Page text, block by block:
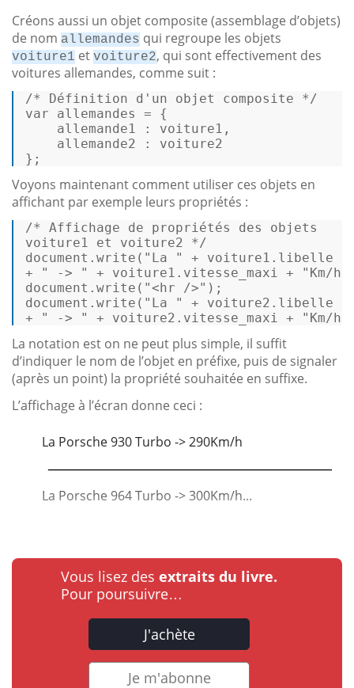
Créons aussi un objet composite (assemblage d’objets)
de nom allemandes qui regroupe les objets
voiture1 et voiture2, qui sont effectivement des
voitures allemandes, comme suit :
/* Définition d'un objet composite */
var allemandes = {
allemande1 : voiture1,
allemande2 : voiture2
};
Voyons maintenant comment utiliser ces objets en
affichant par exemple leurs propriétés :
/* Affichage de propriétés des objets
voiture1 et voiture2 */
document . write ( "La " + voiture1. libelle
+
" -> " + voiture1. vitesse_maxi +
"Km/h"
document . write ( "<hr />"
document . write ( "La " + voiture2. libelle
+
" -> " + voiture2. vitesse_maxi + "Km/h"
La notation est on ne peut plus simple, il suffit
d’indiquer le nom de l’objet en préfixe, puis de signaler
(après un point) la propriété souhaitée en suffixe.
L’affichage à l’écran donne ceci :
La Porsche 930 Turbo -> 290Km/h
La Porsche 964 Turbo -> 300Km/h...
Vous lisez des extraits du livre.
Pour poursuivre…
J'achète
Je m'abonne